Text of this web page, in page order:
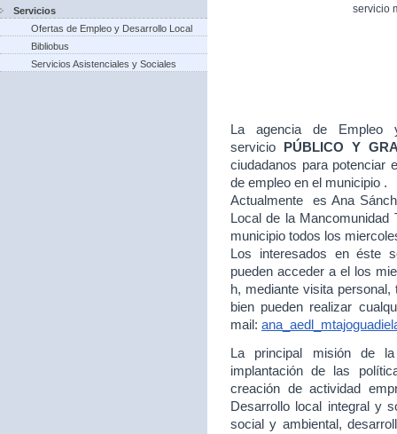
Servicios
Ofertas de Empleo y Desarrollo Local
Bibliobus
Servicios Asistenciales y Sociales
servicio
La agencia de Empleo
servicio
PÚBLICO Y
ciudadanos para potenciar
de empleo en el municipio .
Actualmente es Ana
Local de la Mancomunidad
municipio todos los
Los interesados en éste
pueden acceder a el los
h, mediante visita
bien pueden realizar
mail:
La principal misión de
implantación de las
creación de actividad
Desarrollo local integral y
social y ambiental,